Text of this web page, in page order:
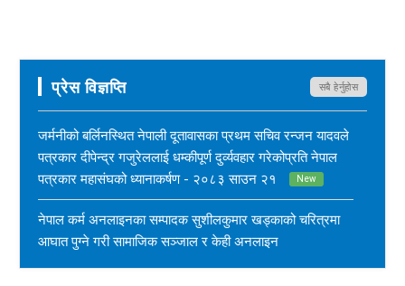
प्रेस विज्ञप्ति सबै हेर्नुहोस
जर्मनीको बर्लिनस्थित नेपाली दूतावासका प्रथम सचिव रन्जन यादवले
पत्रकार दीपेन्द्र गजुरेललाई धम्कीपूर्ण दुर्व्यवहार गरेकोप्रति नेपाल
पत्रकार महासंघको ध्यानाकर्षण - २०८३ साउन २१
New
नेपाल कर्म अनलाइनका सम्पादक सुशीलकुमार खड्काको चरित्रमा
आघात पुग्ने गरी सामाजिक सञ्जाल र केही अनलाइन